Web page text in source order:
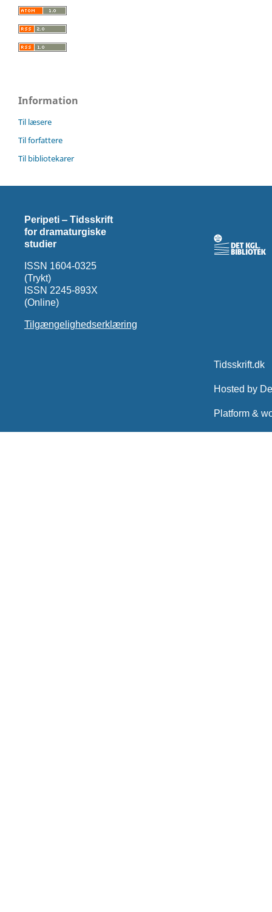
Information
Til læsere
Til forfattere
Til bibliotekarer
Peripeti ‒ Tidsskrift
for dramaturgiske
studier
ISSN 1604-0325
(Trykt)
ISSN 2245-893X
(Online)
Tilgængelighedserklæring